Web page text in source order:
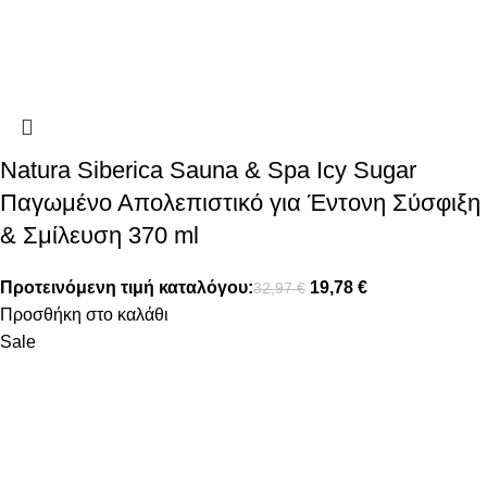
Natura Siberica Sauna & Spa Icy Sugar
Παγωμένο Απολεπιστικό για Έντονη Σύσφιξη
& Σμίλευση 370 ml
Προτεινόμενη τιμή καταλόγου:32,97€ 19,78 €
Προσθήκη στο καλάθι
Sale